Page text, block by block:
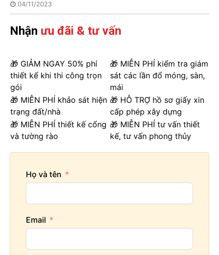
04/11/2023
Nhận ưu đãi & tư vấn
🎁 GIẢM NGAY 50% phí
thiết kế khi thi công trọn
gói
🎁 MIỄN PHÍ kiểm tra giám
sát các lần đổ móng, sàn,
mái
🎁 MIỄN PHÍ khảo sát hiện
trạng đất/nhà
🎁 HỖ TRỢ hồ sơ giấy xin
cấp phép xây dựng
🎁 MIỄN PHÍ thiết kế cổng
và tường rào
🎁 MIỄN PHÍ tư vấn thiết
kế, tư vấn phong thủy
Họ và tên
Email